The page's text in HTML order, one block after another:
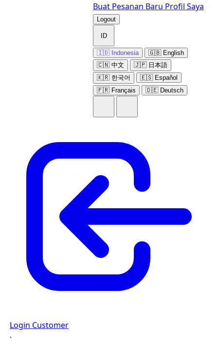
Buat Pesanan Baru Profil Saya
Logout
ID
🇮🇩 Indonesia
🇬🇧 English
🇨🇳 中文
🇯🇵 日本語
🇰🇷 한국어
🇪🇸 Español
🇫🇷 Français
🇩🇪 Deutsch
Login Customer
·